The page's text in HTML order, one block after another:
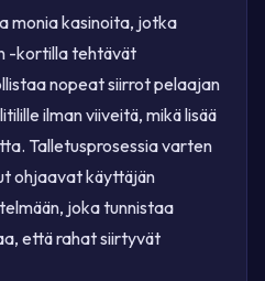
monia kasinoita, jotka
-kortilla tehtävät
nopeat siirrot pelaajan
ilman viiveitä, mikä lisää
Talletusprosessia varten
ohjaavat käyttäjän
joka tunnistaa
että rahat siirtyvät